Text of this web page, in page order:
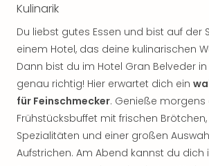
Kulinarik
Du liebst gutes Essen und bist auf der
einem Hotel, das deine kulinarischen
Dann bist du im Hotel Gran Belveder
genau richtig! Hier erwartet dich ein
für Feinschmecker. Genieße
Frühstücksbuffet mit frischen
Spezialitäten und einer großen
Aufstrichen. Am Abend kannst du